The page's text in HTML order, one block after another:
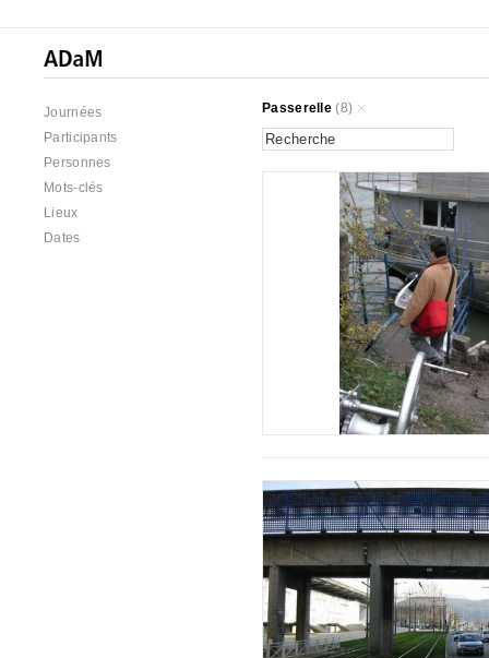
Journées
Participants
Personnes
Mots-clés
Lieux
Dates
Passerelle (8)